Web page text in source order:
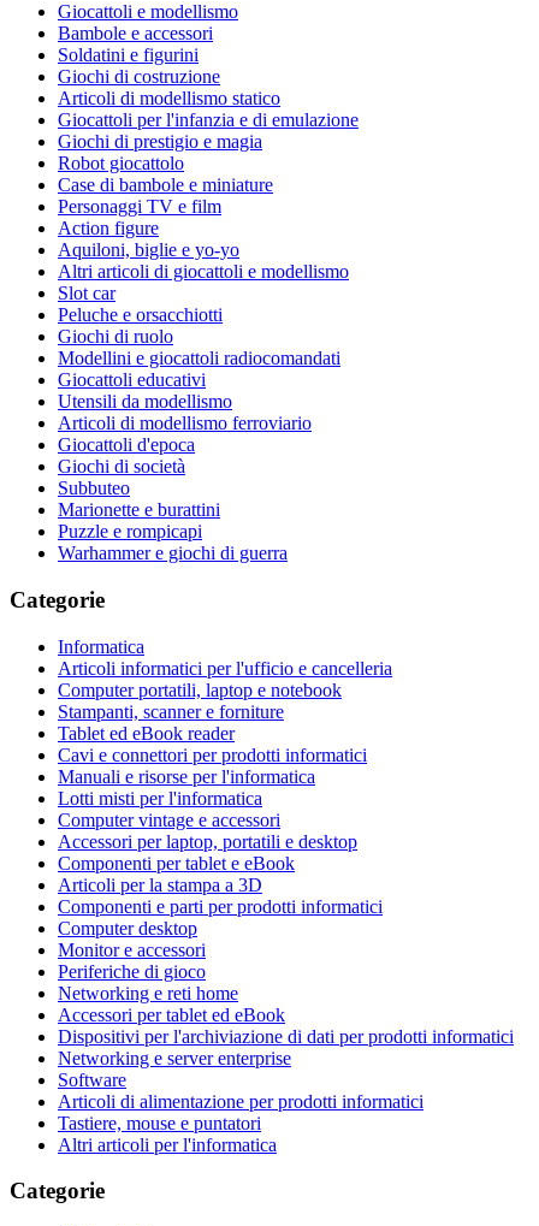
Giocattoli e modellismo
Bambole e accessori
Soldatini e figurini
Giochi di costruzione
Articoli di modellismo statico
Giocattoli per l'infanzia e di emulazione
Giochi di prestigio e magia
Robot giocattolo
Case di bambole e miniature
Personaggi TV e film
Action figure
Aquiloni, biglie e yo-yo
Altri articoli di giocattoli e modellismo
Slot car
Peluche e orsacchiotti
Giochi di ruolo
Modellini e giocattoli radiocomandati
Giocattoli educativi
Utensili da modellismo
Articoli di modellismo ferroviario
Giocattoli d'epoca
Giochi di società
Subbuteo
Marionette e burattini
Puzzle e rompicapi
Warhammer e giochi di guerra
Categorie
Informatica
Articoli informatici per l'ufficio e cancelleria
Computer portatili, laptop e notebook
Stampanti, scanner e forniture
Tablet ed eBook reader
Cavi e connettori per prodotti informatici
Manuali e risorse per l'informatica
Lotti misti per l'informatica
Computer vintage e accessori
Accessori per laptop, portatili e desktop
Componenti per tablet e eBook
Articoli per la stampa a 3D
Componenti e parti per prodotti informatici
Computer desktop
Monitor e accessori
Periferiche di gioco
Networking e reti home
Accessori per tablet ed eBook
Dispositivi per l'archiviazione di dati per prodotti informatici
Networking e server enterprise
Software
Articoli di alimentazione per prodotti informatici
Tastiere, mouse e puntatori
Altri articoli per l'informatica
Categorie